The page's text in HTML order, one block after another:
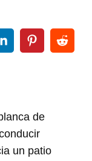
de
un patio